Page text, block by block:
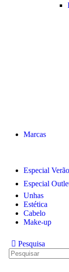
Marcas
Especial
Especial
Unhas
Estética
Cabelo
Make-up
Pesquisa